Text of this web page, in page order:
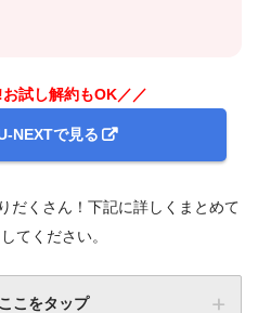
試し解約もOK／／
NEXTで見る
だくさん！下記に詳しくまとめて
てください。
こをタップ